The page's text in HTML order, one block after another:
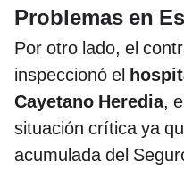
Problemas en
Por otro lado, el
inspeccionó el
Cayetano Heredia,
situación crítica ya
acumulada del